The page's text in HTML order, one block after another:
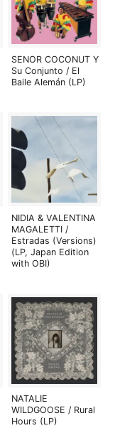
SENOR COCONUT Y
Su Conjunto / El
Baile Alemán (LP)
NIDIA & VALENTINA
MAGALETTI /
Estradas (Versions)
(LP, Japan Edition
with OBI)
NATALIE
WILDGOOSE / Rural
Hours (LP)